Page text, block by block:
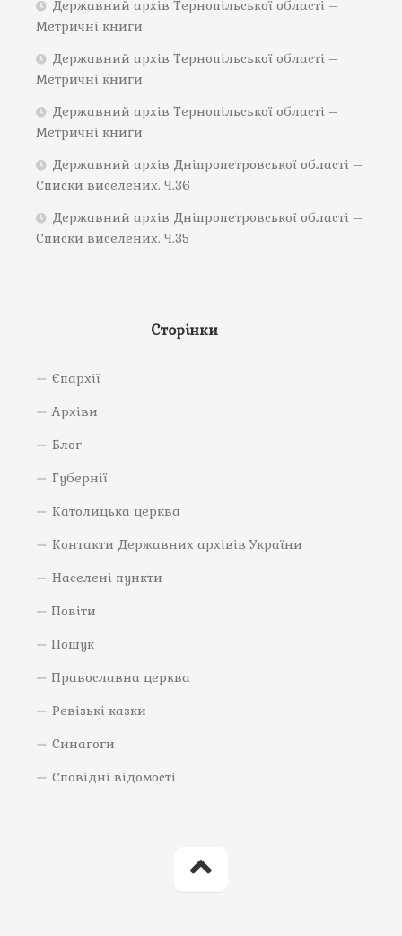
Державний архів Тернопільської області –
Метричні книги
Державний архів Тернопільської області –
Метричні книги
Державний архів Тернопільської області –
Метричні книги
Державний архів Дніпропетровської області –
Списки виселених. Ч.36
Державний архів Дніпропетровської області –
Списки виселених. Ч.35
Сторінки
Єпархії
Архіви
Блог
Губернії
Католицька церква
Контакти Державних архівів України
Населені пункти
Повіти
Пошук
Православна церква
Ревізькі казки
Синагоги
Сповідні відомості